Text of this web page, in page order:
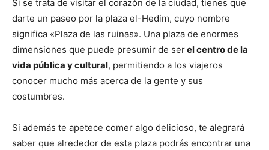
Si se trata de visitar el corazón de la ciudad, tienes que
darte un paseo por la plaza el-Hedim, cuyo nombre
significa «Plaza de las ruinas». Una plaza de enormes
dimensiones que puede presumir de serel centro de la
vida pública y cultural, permitiendo a los viajeros
conocer mucho más acerca de la gente y sus
costumbres.
Si además te apetece comer algo delicioso, te alegrará
saber que alrededor de esta plaza podrás encontrar una